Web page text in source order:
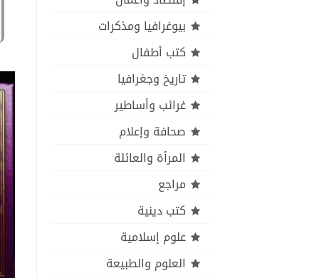
بيوغرافيا ومذكرات
كتب أطفال
تاريخ وجغرافيا
غرائب وأساطير
صحافة وإعلام
المرأة والعائلة
مراجع
كتب دينية
علوم إسلامية
العلوم والطبيعة